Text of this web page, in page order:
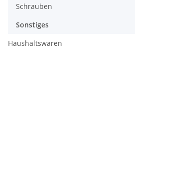
Schrauben
Sonstiges
Haushaltswaren